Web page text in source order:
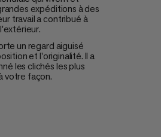
expéditions à des
travail a contribué à
un regard aiguisé
et l'originalité. Il a
les clichés les plus
votre façon.